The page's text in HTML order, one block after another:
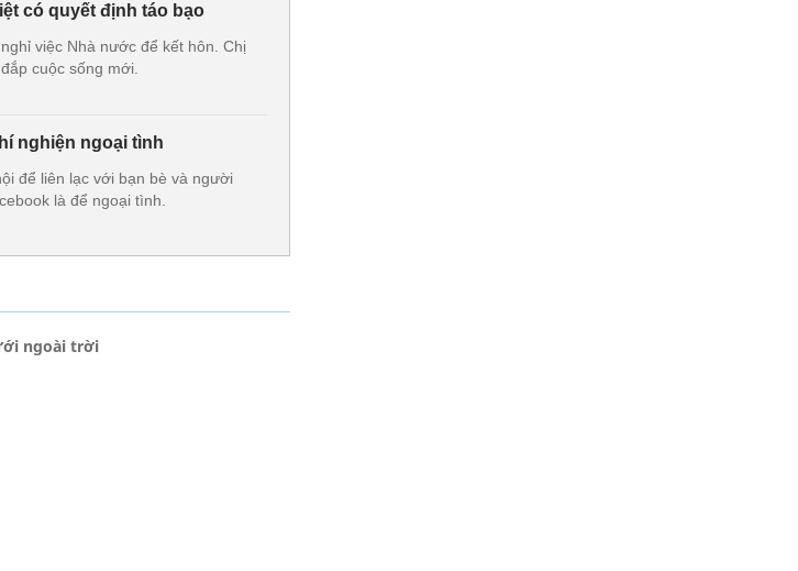
có quyết định táo bạo
việc Nhà nước để kết hôn. Chị
cuộc sống mới.
nghiện ngoại tình
để liên lạc với bạn bè và người
là để ngoại tình.
ngoài trời